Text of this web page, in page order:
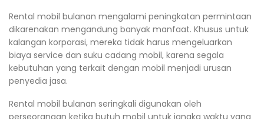
Rental mobil bulanan mengalami peningkatan permintaan
dikarenakan mengandung banyak manfaat. Khusus untuk
kalangan korporasi, mereka tidak harus mengeluarkan
biaya service dan suku cadang mobil, karena segala
kebutuhan yang terkait dengan mobil menjadi urusan
penyedia jasa.
Rental mobil bulanan seringkali digunakan oleh